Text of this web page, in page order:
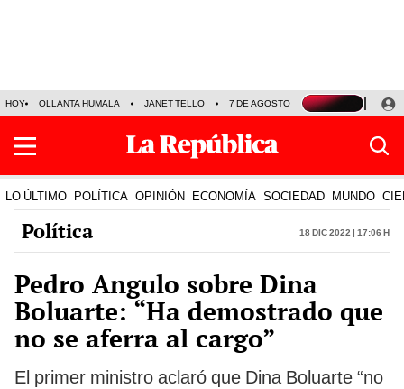
HOY OLLANTA HUMALA JANET TELLO 7 DE AGOSTO TINKA RESULTADOS
LO ÚLTIMO POLÍTICA OPINIÓN ECONOMÍA SOCIEDAD MUNDO
Política 18 Dic 2022 | 17:06 h
Pedro Angulo sobre Dina
Boluarte: “Ha demostrado que
no se aferra al cargo”
El primer ministro aclaró que Dina Boluarte “no